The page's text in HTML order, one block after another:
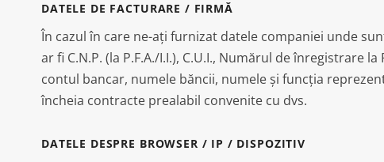
DATELE DE FACTURARE / FIRMĂ
În cazul în care ne-ați furnizat datele companiei unde
ar fi C.N.P. (la P.F.A./I.I.), C.U.I., Numărul de înregistrare
contul bancar, numele băncii, numele și funcția
încheia contracte prealabil convenite cu dvs.
DATELE DESPRE BROWSER / IP / DISPOZITIV